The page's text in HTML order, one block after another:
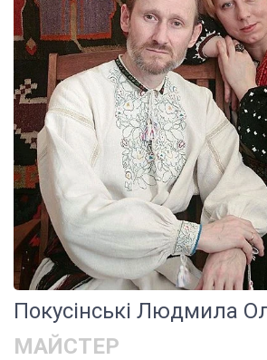
Покусінські Людмила
МАЙСТЕР